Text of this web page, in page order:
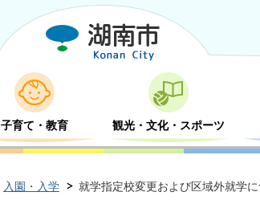
子育て・教育 観光・文化・スポーツ
入園・入学 就学指定校変更および区域外就学